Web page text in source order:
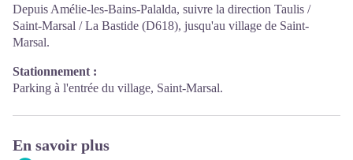
Depuis Amélie-les-Bains-Palalda, suivre la direction Taulis /
Saint-Marsal / La Bastide (D618), jusqu'au village de Saint-
Marsal.
Stationnement :
Parking à l'entrée du village, Saint-Marsal.
En savoir plus